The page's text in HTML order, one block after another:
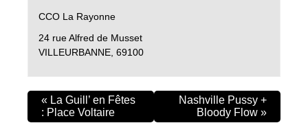
CCO La Rayonne
24 rue Alfred de Musset
VILLEURBANNE, 69100
« La Guill’ en Fêtes
: Place Voltaire
Nashville Pussy +
Bloody Flow »